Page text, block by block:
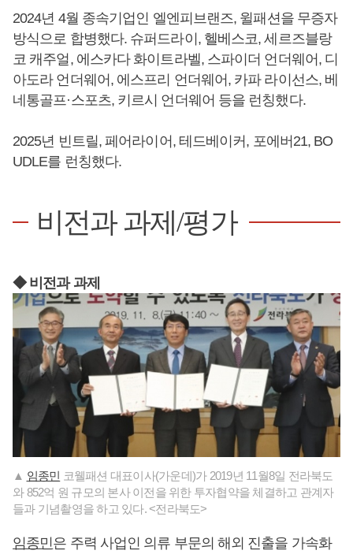
2024년 4월 종속기업인 엘엔피브랜즈, 윌패션을 무증자
방식으로 합병했다. 슈퍼드라이, 헬베스코, 세르즈블랑
코 캐주얼, 에스카다 화이트라벨, 스파이더 언더웨어, 디
아도라 언더웨어, 에스프리 언더웨어, 카파 라이선스, 베
네통골프·스포츠, 키르시 언더웨어 등을 런칭했다.
2025년 빈트릴, 페어라이어, 테드베이커, 포에버21, BO
UDLE를 런칭했다.
비전과 과제/평가
◆ 비전과 과제
▲ 임종민 코웰패션 대표이사(가운데)가 2019년 11월8일 전라북도
와 852억 원 규모의 본사 이전을 위한 투자협약을 체결하고 관계자
들과 기념촬영을 하고 있다. <전라북도>
임종민은 주력 사업인 의류 부문의 해외 진출을 가속화